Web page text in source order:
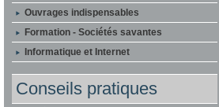
Ouvrages indispensables
Formation - Sociétés savantes
Informatique et Internet
Conseils pratiques